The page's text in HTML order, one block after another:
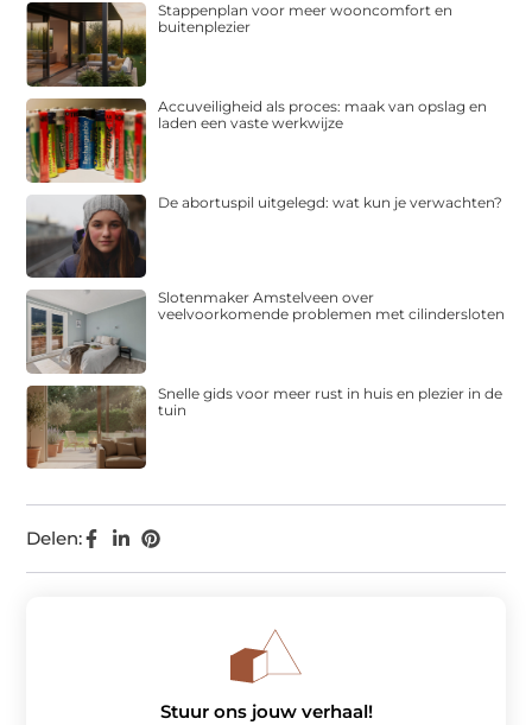
Delen:
Stappenplan voor meer wooncomfort en
buitenplezier
Accuveiligheid als proces: maak van opslag en
laden een vaste werkwijze
De abortuspil uitgelegd: wat kun je verwachten?
Slotenmaker Amstelveen over
veelvoorkomende problemen met cilindersloten
Snelle gids voor meer rust in huis en plezier in de
tuin
Stuur ons jouw verhaal!